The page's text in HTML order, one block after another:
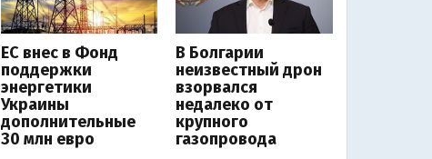
ЕС внес в Фонд
поддержки
энергетики
Украины
дополнительные
30 млн евро
В Болгарии
неизвестный дрон
взорвался
недалеко от
крупного
газопровода